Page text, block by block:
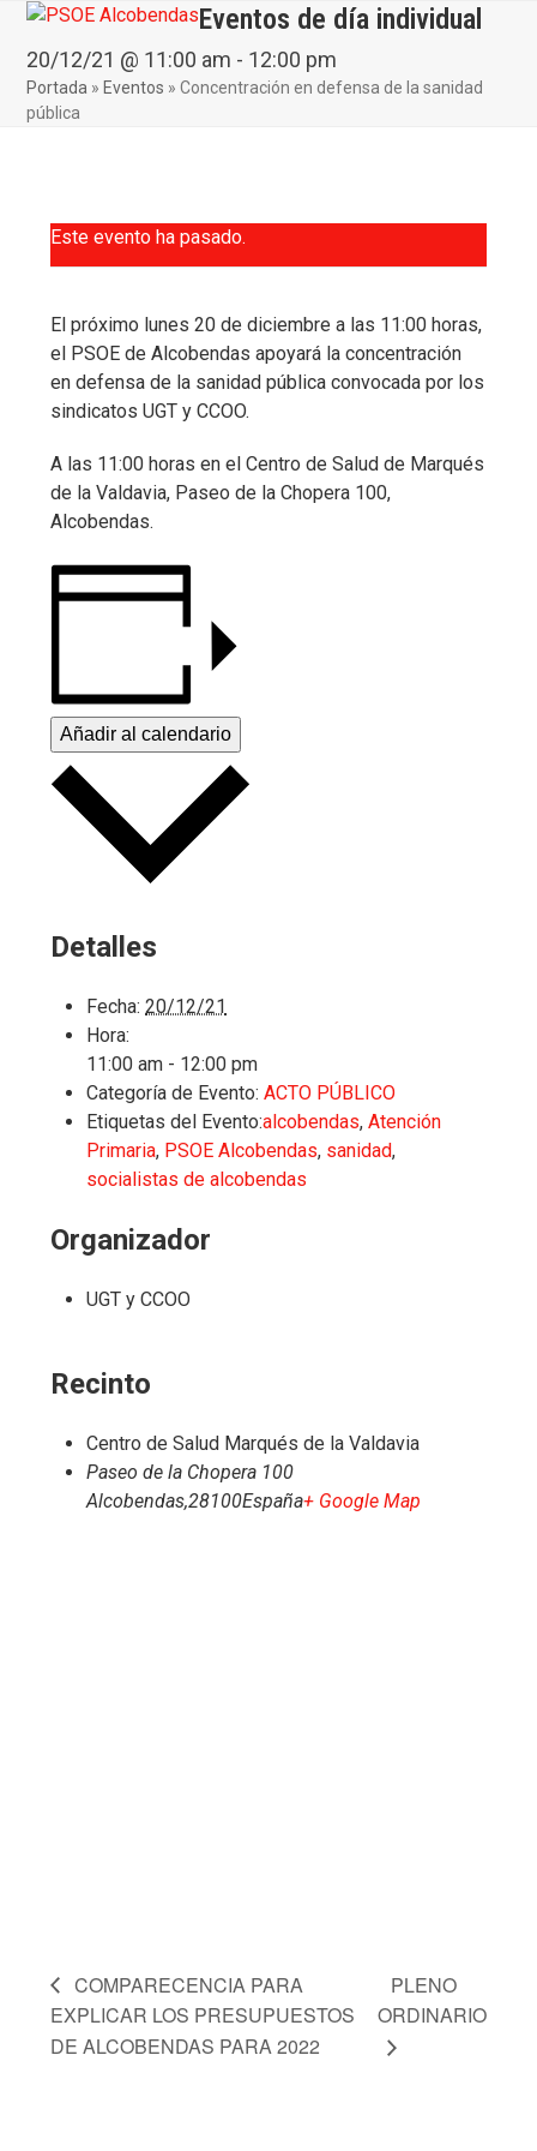
Skip
content
Open
mobile
menu
Close
mobile
menu
Eventos de día individual
20/12/21 @ 11:00 am - 12:00 pm
Portada » Eventos »Concentración en defensa de la sanidad
pública
Este evento ha pasado.
El próximo lunes 20 de diciembre a las 11:00 horas,
el PSOE de Alcobendas apoyará la concentración
en defensa de la sanidad pública convocada por los
sindicatos UGT y CCOO.
A las 11:00 horas en el Centro de Salud de Marqués
de la Valdavia, Paseo de la Chopera 100,
Alcobendas.
Añadir al calendario
Detalles
Fecha: 20/12/21
Hora:
11:00 am - 12:00 pm
Categoría de Evento: ACTO PÚBLICO
Etiquetas del Evento:alcobendas,Atención
Primaria, PSOE Alcobendas, sanidad,
socialistas de alcobendas
Organizador
UGT y CCOO
Recinto
Centro de Salud Marqués de la Valdavia
Paseo de la Chopera 100
Alcobendas,28100España+ Google Map
COMPARECENCIA PARA
EXPLICAR LOS PRESUPUESTOS
DE ALCOBENDAS PARA 2022
PLENO
ORDINARIO